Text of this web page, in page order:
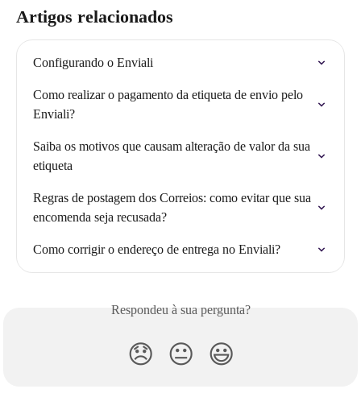
Artigos relacionados
Configurando o Enviali
Como realizar o pagamento da etiqueta de envio pelo
Enviali?
Saiba os motivos que causam alteração de valor da sua
etiqueta
Regras de postagem dos Correios: como evitar que sua
encomenda seja recusada?
Como corrigir o endereço de entrega no Enviali?
Respondeu à sua pergunta?
😞 😐 😃